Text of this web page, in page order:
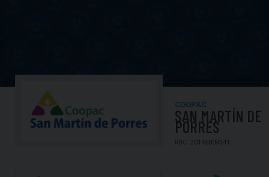
COOPAC
SAN MARTÍN DE
PORRES
RUC: 20146809341